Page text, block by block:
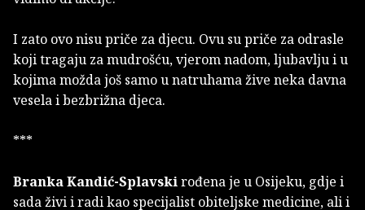
I zato ovo nisu priče za djecu. Ovu su priče za odrasle
koji tragaju za mudrošću, vjerom nadom, ljubavlju i u
kojima možda još samo u natruhama žive neka davna
vesela i bezbrižna djeca.
***
Branka Kandić-Splavskirođena je u Osijeku, gdje i
sada živi i radi kao specijalist obiteljske medicine, ali i